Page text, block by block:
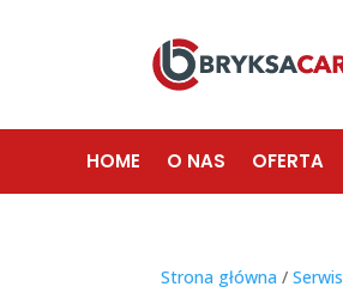
HOME O NAS OFERTA
Strona główna /Serwis